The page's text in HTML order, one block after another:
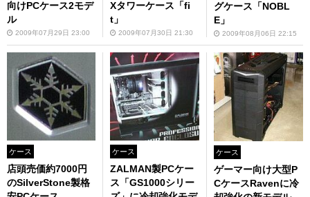
向けPCケース2モデ
ル
2009年07月29日 23:00
Xタワーケース「fi
t」
2009年07月30日 21:30
グケース「NOBL
E」
2009年08月06日 22:15
ケース
店頭売価約7000円
のSilverStone製格
ケース
ZALMAN製PCケー
ス「GS1000シリー
ケース
ゲーマー向け大型P
CケースRavenに冷